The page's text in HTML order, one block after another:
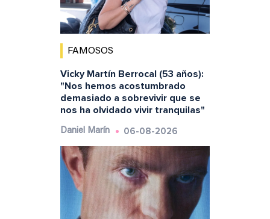
FAMOSOS
Vicky Martín Berrocal (53 años):
"Nos hemos acostumbrado
demasiado a sobrevivir que se
nos ha olvidado vivir tranquilas"
Daniel Marín 06-08-2026